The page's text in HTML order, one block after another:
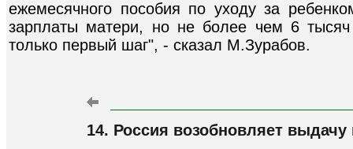
ежемесячного пособия по уходу за
зарплаты матери, но не более чем 6
только первый шаг", - сказал М.Зурабов.
14. Россия возобновляет выдачу